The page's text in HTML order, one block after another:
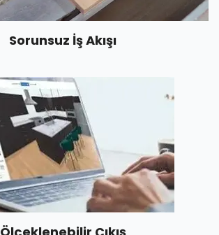
Sorunsuz İş Akışı